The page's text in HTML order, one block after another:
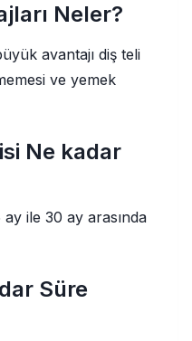
Neler?
avantajı diş teli
ve yemek
Ne kadar
ile 30 ay arasında
Süre